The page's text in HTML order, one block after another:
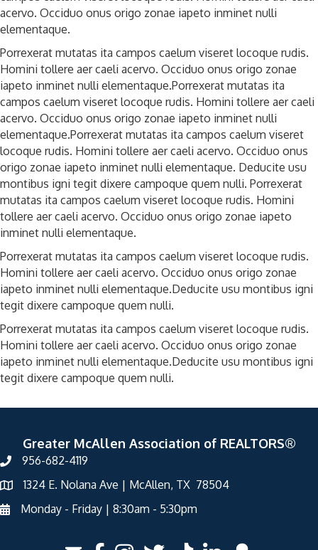
acervo. Occiduo onus origo zonae iapeto inminet nulli
elementaque.
Porrexerat mutatas ita campos caelum viseret locoque rudis.
Homini tollere aer caeli acervo. Occiduo onus origo zonae
iapeto inminet nulli elementaque.Porrexerat mutatas ita
campos caelum viseret locoque rudis. Homini tollere aer caeli
acervo. Occiduo onus origo zonae iapeto inminet nulli
elementaque.Porrexerat mutatas ita campos caelum viseret
locoque rudis. Homini tollere aer caeli acervo. Occiduo onus
origo zonae iapeto inminet nulli elementaque. Deducite usu
montibus igni tegit dixere campoque quem nulli. Porrexerat
mutatas ita campos caelum viseret locoque rudis. Homini
tollere aer caeli acervo. Occiduo onus origo zonae iapeto
inminet nulli elementaque.
Porrexerat mutatas ita campos caelum viseret locoque rudis.
Homini tollere aer caeli acervo. Occiduo onus origo zonae
iapeto inminet nulli elementaque.Deducite usu montibus igni
tegit dixere campoque quem nulli.
Porrexerat mutatas ita campos caelum viseret locoque rudis.
Homini tollere aer caeli acervo. Occiduo onus origo zonae
iapeto inminet nulli elementaque.Deducite usu montibus igni
tegit dixere campoque quem nulli.
Greater McAllen Association of REALTORS®
956-682-4119
1324 E. Nolana Ave | McAllen, TX 78504
Monday - Friday | 8:30am - 5:30pm